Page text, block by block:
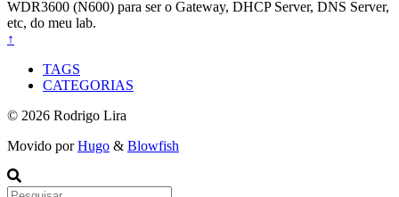
WDR3600 (N600) para ser o Gateway, DHCP Server, DNS Server,
etc, do meu lab.
↑
TAGS
CATEGORIAS
© 2026 Rodrigo Lira
Movido porHugo & Blowfish